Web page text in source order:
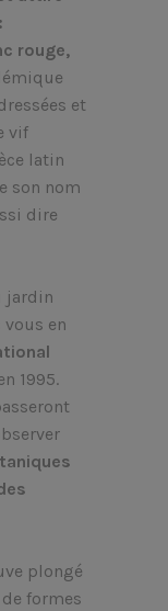
rouge,
et
vif
latin
son nom
dire
jardin
en
1995.
plongé
formes